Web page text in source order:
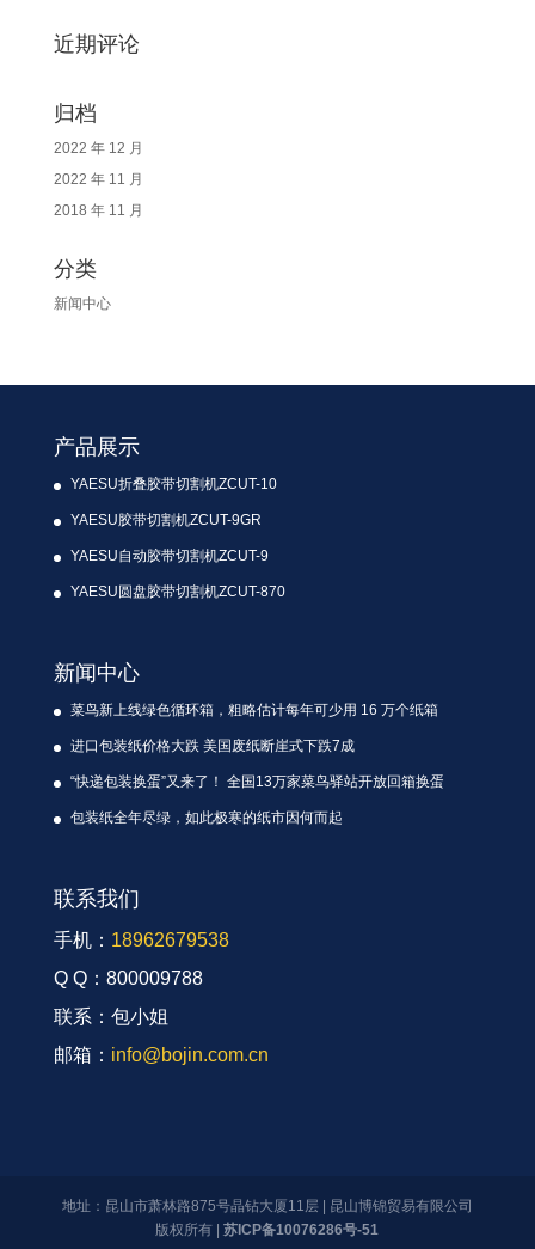
近期评论
归档
2022 年 12 月
2022 年 11 月
2018 年 11 月
分类
新闻中心
产品展示
YAESU折叠胶带切割机ZCUT-10
YAESU胶带切割机ZCUT-9GR
YAESU自动胶带切割机ZCUT-9
YAESU圆盘胶带切割机ZCUT-870
新闻中心
菜鸟新上线绿色循环箱，粗略估计每年可少用 16 万个纸箱
进口包装纸价格大跌 美国废纸断崖式下跌7成
“快递包装换蛋”又来了！ 全国13万家菜鸟驿站开放回箱换蛋
包装纸全年尽绿，如此极寒的纸市因何而起
联系我们
手机： 18962679538
Q Q：800009788
联系：包小姐
邮箱： info@bojin.com.cn
地址：昆山市萧林路875号晶钻大厦11层 | 昆山博锦贸易有限公司
版权所有 |苏ICP备10076286号-51